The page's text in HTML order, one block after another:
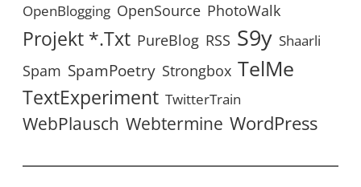
OpenBlogging OpenSource PhotoWalk
Projekt *.txt PureBlog RSS S9y Shaarli
Spam SpamPoetry Strongbox TelMe
TextExperiment TwitterTrain
WebPlausch Webtermine WordPress